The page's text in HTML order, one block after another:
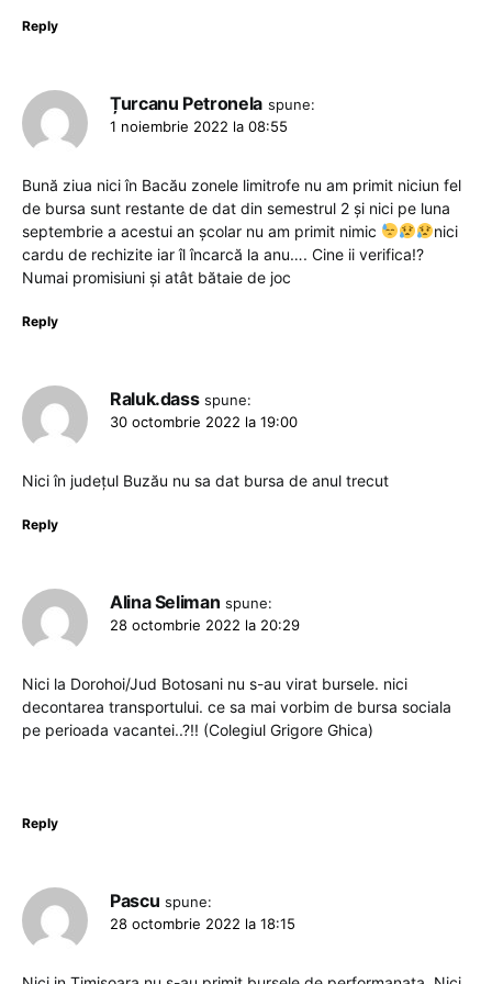
Reply
Țurcanu Petronela spune:
1 noiembrie 2022 la 08:55
Bună ziua nici în Bacău zonele limitrofe nu am primit niciun fel
de bursa sunt restante de dat din semestrul 2 și nici pe luna
septembrie a acestui an școlar nu am primit nimic
nici
cardu de rechizite iar îl încarcă la anu…. Cine ii verifica!?
Numai promisiuni și atât bătaie de joc
Reply
Raluk.dass spune:
30 octombrie 2022 la 19:00
Nici în județul Buzău nu sa dat bursa de anul trecut
Reply
Alina Seliman spune:
28 octombrie 2022 la 20:29
Nici la Dorohoi/Jud Botosani nu s-au virat bursele. nici
decontarea transportului. ce sa mai vorbim de bursa sociala
pe perioada vacantei..?!! (Colegiul Grigore Ghica)
Reply
Pascu spune:
28 octombrie 2022 la 18:15